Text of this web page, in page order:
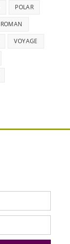
POLAR
ROMAN
VOYAGE